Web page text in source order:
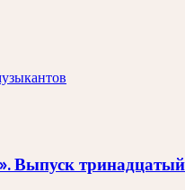
Выпуск тринадцатый